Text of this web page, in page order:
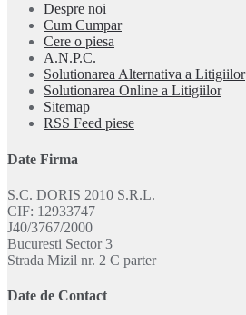
Despre noi
Cum Cumpar
Cere o piesa
A.N.P.C.
Solutionarea Alternativa a Litigiilor
Solutionarea Online a Litigiilor
Sitemap
RSS Feed piese
Date Firma
S.C. DORIS 2010 S.R.L.
CIF: 12933747
J40/3767/2000
Bucuresti Sector 3
Strada Mizil nr. 2 C parter
Date de Contact